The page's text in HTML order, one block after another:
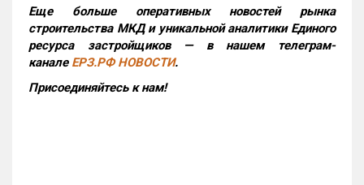
Еще больше оперативных новостей рынка
строительства МКД и уникальной аналитики Единого
ресурса застройщиков — в нашем телеграм-
канале ЕРЗ.РФ НОВОСТИ.
Присоединяйтесь к нам!